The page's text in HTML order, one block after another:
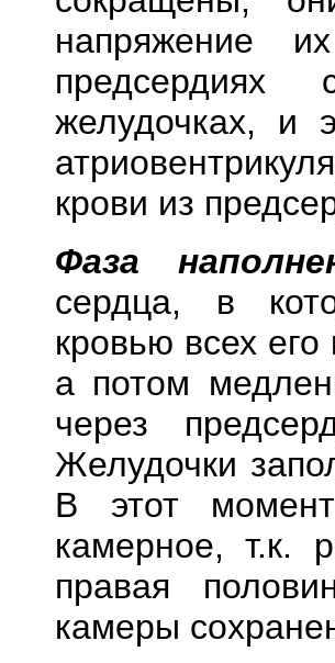
напряжение
желудочках, и
крови из
Фаза
сердца, в
кровью всех
а потом
через
Желудочки
В этот
камерное, т.к.
правая
камеры